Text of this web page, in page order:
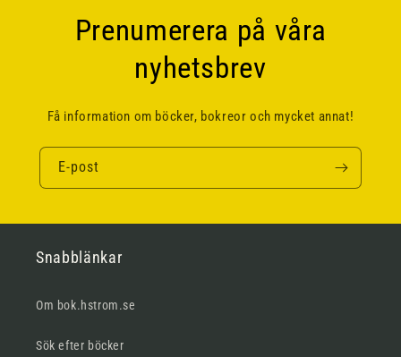
Prenumerera på våra
nyhetsbrev
Få information om böcker, bokreor och mycket annat!
E-post
Snabblänkar
Om bok.hstrom.se
Sök efter böcker